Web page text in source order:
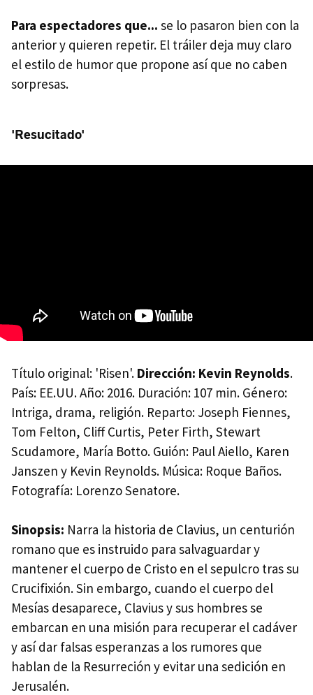
Para espectadores que... se lo pasaron bien con la
anterior y quieren repetir. El tráiler deja muy claro
el estilo de humor que propone así que no caben
sorpresas.
'Resucitado'
Título original: 'Risen'. Dirección: Kevin Reynolds.
País: EE.UU. Año: 2016. Duración: 107 min. Género:
Intriga, drama, religión. Reparto: Joseph Fiennes,
Tom Felton, Cliff Curtis, Peter Firth, Stewart
Scudamore, María Botto. Guión: Paul Aiello, Karen
Janszen y Kevin Reynolds. Música: Roque Baños.
Fotografía: Lorenzo Senatore.
Sinopsis: Narra la historia de Clavius, un centurión
romano que es instruido para salvaguardar y
mantener el cuerpo de Cristo en el sepulcro tras su
Crucifixión. Sin embargo, cuando el cuerpo del
Mesías desaparece, Clavius y sus hombres se
embarcan en una misión para recuperar el cadáver
y así dar falsas esperanzas a los rumores que
hablan de la Resurreción y evitar una sedición en
Jerusalén.